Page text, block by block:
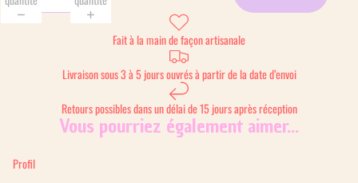
Fait à la main de façon artisanale
Livraison sous 3 à 5 jours ouvrés à partir de la date d’envoi
Retours possibles dans un délai de 15 jours après réception
Vous pourriez également aimer...
Profil